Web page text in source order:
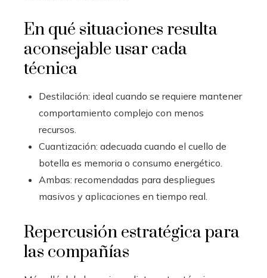
En qué situaciones resulta
aconsejable usar cada
técnica
Destilación: ideal cuando se requiere mantener
comportamiento complejo con menos
recursos.
Cuantización: adecuada cuando el cuello de
botella es memoria o consumo energético.
Ambas: recomendadas para despliegues
masivos y aplicaciones en tiempo real.
Repercusión estratégica para
las compañías